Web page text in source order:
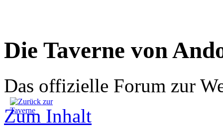
Die Taverne von
Das offizielle Forum zur
Zum Inhalt